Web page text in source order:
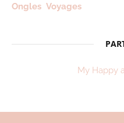
Ongles Voyages
My Happy